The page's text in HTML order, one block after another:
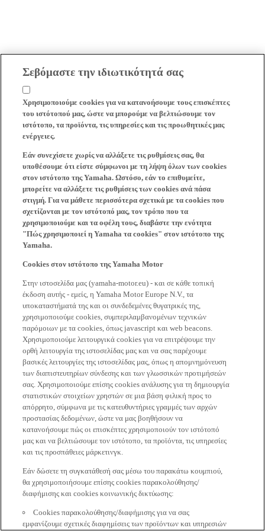
Σεβόμαστε την ιδιωτικότητά σας
Χρησιμοποιούμε cookies για να κατανοήσουμε τους επισκέπτες
του ιστότοπού μας, ώστε να μπορούμε να βελτιώσουμε τον
ιστότοπο, τα προϊόντα, τις υπηρεσίες και τις προωθητικές μας
ενέργειες.
Εάν συνεχίσετε χωρίς να αλλάξετε τις ρυθμίσεις σας, θα
υποθέσουμε ότι είστε σύμφωνοι με τη λήψη όλων των cookies
στον ιστότοπο της Yamaha. Ωστόσο, εάν το επιθυμείτε,
μπορείτε να αλλάξετε τις ρυθμίσεις των cookies ανά πάσα
στιγμή. Για να μάθετε περισσότερα σχετικά με τα cookies που
σχετίζονται με τον ιστότοπό μας, τον τρόπο που τα
χρησιμοποιούμε και τα οφέλη τους, διαβάστε την ενότητα
"Πώς χρησιμοποιεί η Yamaha τα cookies" στον ιστότοπο της
Yamaha.
Cookies στον ιστότοπο της Yamaha Motor
Στην ιστοσελίδα μας (yamaha-motor.eu) - και σε κάθε τοπική
έκδοση αυτής - εμείς, η Yamaha Motor Europe N.V., τα
υποκαταστήματά της και οι συνδεδεμένες θυγατρικές της,
χρησιμοποιούμε cookies, συμπεριλαμβανομένων τεχνικών
παρόμοιων με τα cookies, όπως javascript και web beacons.
Χρησιμοποιούμε λειτουργικά cookies για να επιτρέψουμε την
ορθή λειτουργία της ιστοσελίδας μας και να σας παρέχουμε
βασικές λειτουργίες της ιστοσελίδας μας, όπως η απομνημόνευση
των διαπιστευτηρίων σύνδεσης και των γλωσσικών προτιμήσεών
σας. Χρησιμοποιούμε επίσης cookies ανάλυσης για τη δημιουργία
στατιστικών στοιχείων χρηστών σε μια βάση φιλική προς το
απόρρητο, σύμφωνα με τις κατευθυντήριες γραμμές των αρχών
προστασίας δεδομένων, ώστε να μας βοηθήσουν να
κατανοήσουμε πώς οι επισκέπτες χρησιμοποιούν τον ιστότοπό
μας και να βελτιώσουμε τον ιστότοπο, τα προϊόντα, τις υπηρεσίες
και τις προσπάθειες μάρκετινγκ.
Εάν δώσετε τη συγκατάθεσή σας μέσω του παρακάτω κουμπιού,
θα χρησιμοποιήσουμε επίσης cookies παρακολούθησης/
διαφήμισης και cookies κοινωνικής δικτύωσης:
Cookies παρακολούθησης/διαφήμισης για να σας
εμφανίζουμε σχετικές διαφημίσεις των προϊόντων και υπηρεσιών